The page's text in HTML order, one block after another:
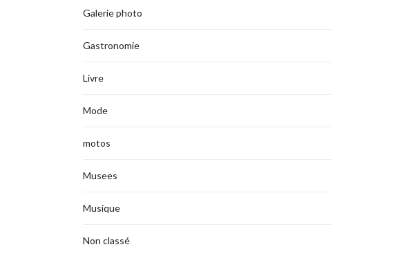
Galerie photo
Gastronomie
Livre
Mode
motos
Musees
Musique
Non classé